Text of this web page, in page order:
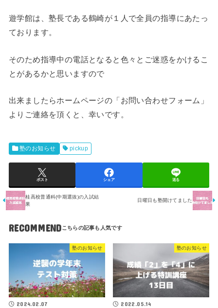
遊学館は、塾長である鶴崎が１人で全員の指導にあたっ
ております。
そのため指導中の電話となると色々とご迷惑をかけるこ
とがあるかと思いますので
出来ましたらホームページの「お問い合わせフォーム」
よりご連絡を頂くと、幸いです。
塾のお知らせ pickup
ポスト シェア 送る
桂高校普通科(中期選抜)の入試結
果
日曜日も塾開けてました
RECOMMEND
塾のお知らせ
2024.02.07
塾のお知らせ
2022.05.14